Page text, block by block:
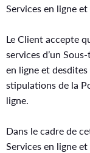
Services en ligne
Le Client accepte
services d’un
en ligne et
stipulations de la
ligne.
Dans le cadre de
Services en ligne